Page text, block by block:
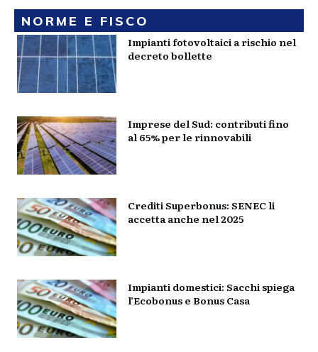
NORME E FISCO
Impianti fotovoltaici a rischio nel
decreto bollette
Imprese del Sud: contributi fino
al 65% per le rinnovabili
Crediti Superbonus: SENEC li
accetta anche nel 2025
Impianti domestici: Sacchi spiega
l’Ecobonus e Bonus Casa